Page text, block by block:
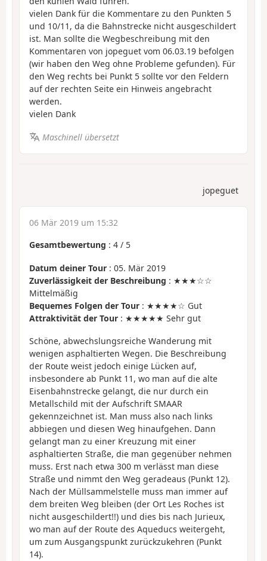
vielen Dank für die Kommentare zu den Punkten 5
und 10/11, da die Bahnstrecke nicht ausgeschildert
ist. Man sollte die Wegbeschreibung mit den
Kommentaren von jopeguet vom 06.03.19 befolgen
(wir haben den Weg ohne Probleme gefunden). Für
den Weg rechts bei Punkt 5 sollte vor den Feldern
auf der rechten Seite ein Hinweis angebracht
werden.
vielen Dank
Maschinell übersetzt
jopeguet
06 Mär 2019 um 15:32
Gesamtbewertung : 4 / 5
Datum deiner Tour : 05. Mär 2019
Zuverlässigkeit der Beschreibung : ★★★☆☆
Mittelmäßig
Bequemes Folgen der Tour : ★★★★☆ Gut
Attraktivität der Tour : ★★★★★ Sehr gut
Schöne, abwechslungsreiche Wanderung mit
wenigen asphaltierten Wegen. Die Beschreibung
der Route weist jedoch einige Lücken auf,
insbesondere ab Punkt 11, wo man auf die alte
Eisenbahnstrecke gelangt, die nur durch ein
Metallschild mit der Aufschrift SMAAR
gekennzeichnet ist. Man muss also nach links
abbiegen und diesen Weg hinaufgehen. Dann
gelangt man zu einer Kreuzung mit einer
asphaltierten Straße, die man gegenüber nehmen
muss. Erst nach etwa 300 m verlässt man diese
Straße und nimmt den Weg geradeaus (Punkt 12).
Nach der Müllsammelstelle muss man immer auf
dem breiten Weg bleiben (der Ort Les Roches ist
nicht ausgeschildert!!) und dies bis nach Jurieux,
wo man auf der Route des Aqueducs weitergeht,
um zum Ausgangspunkt zurückzukehren (Punkt
14).